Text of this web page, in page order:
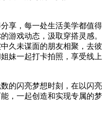
享，每一处生活美学都值得
游戏动态，汲取穿搭灵感。
久未谋面的朋友相聚，去彼
妹一起打卡拍照，享受线上
的闪亮梦想时刻，在以闪亮
，一起创造和实现专属的梦